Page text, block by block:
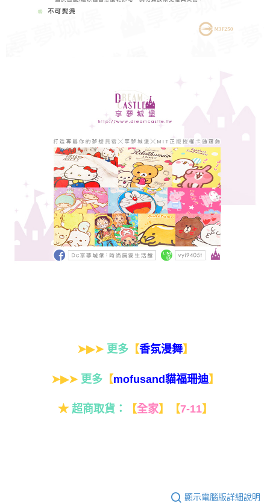
➤▶➤ 更多【香氛漫舞】
➤▶➤ 更多【mofusand貓福珊迪】
★ 超商取貨： 【全家】 【7-11】
顯示電腦版詳細說明